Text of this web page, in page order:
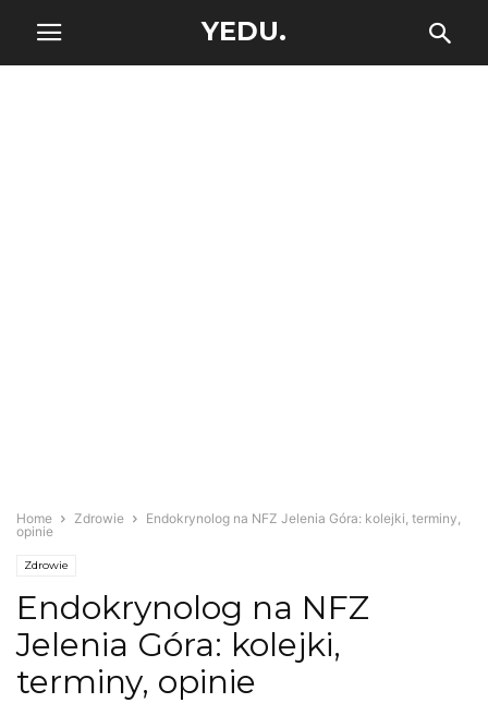
YEDU.
Home Zdrowie
Endokrynolog na NFZ Jelenia Góra: kolejki, terminy,
opinie
Zdrowie
Endokrynolog na NFZ
Jelenia Góra: kolejki,
terminy, opinie